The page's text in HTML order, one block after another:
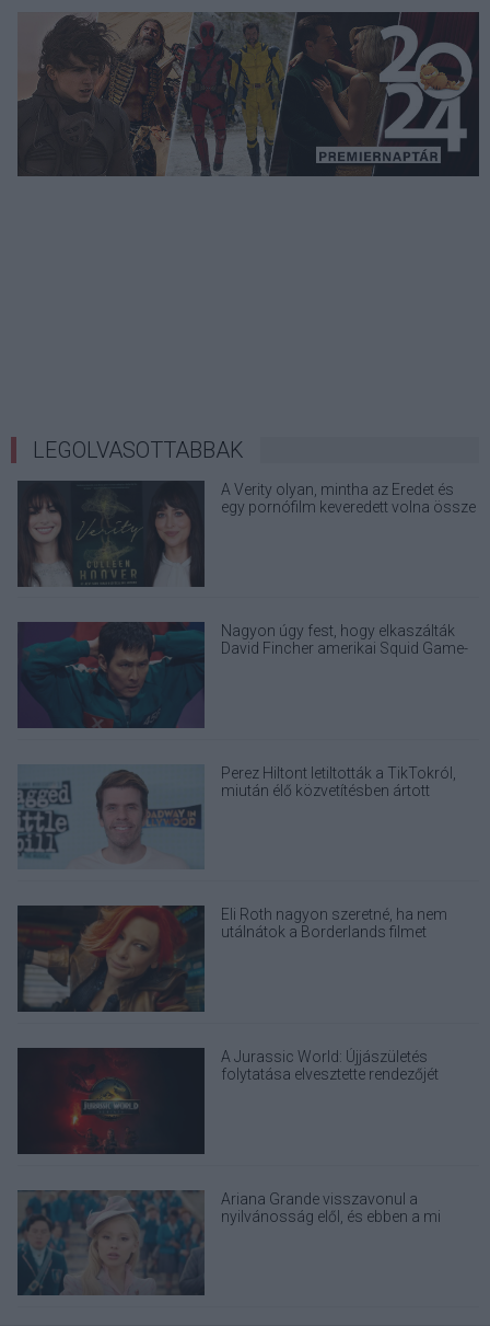
LEGOLVASOTTABBAK
A Verity olyan, mintha az Eredet és
egy pornófilm keveredett volna össze
Nagyon úgy fest, hogy elkaszálták
David Fincher amerikai Squid Game-
Perez Hiltont letiltották a TikTokról,
miután élő közvetítésben ártott
Eli Roth nagyon szeretné, ha nem
utálnátok a Borderlands filmet
A Jurassic World: Újjászületés
folytatása elvesztette rendezőjét
Ariana Grande visszavonul a
nyilvánosság elől, és ebben a mi